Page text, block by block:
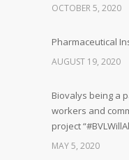
OCTOBER 5, 2020
Pharmaceutical
AUGUST 19, 2020
Biovalys being a
workers and
project
MAY 5, 2020